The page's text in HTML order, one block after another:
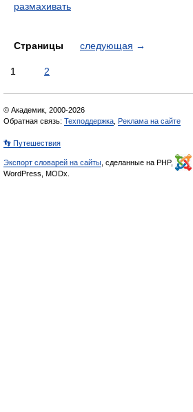
размахивать
Страницы следующая →
1 2
© Академик, 2000-2026
Обратная связь: Техподдержка Реклама на сайте
👣 Путешествия
Экспорт словарей на сайты , сделанные на PHP,
WordPress, MODx.